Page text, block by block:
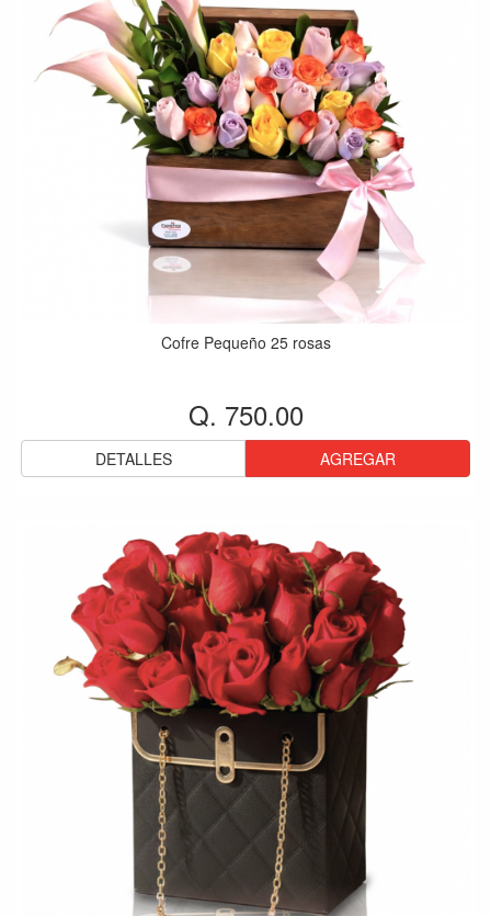
Cofre Pequeño 25 rosas
Q. 750.00
DETALLES AGREGAR